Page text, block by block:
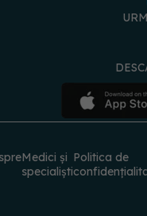
specialiști
Politica de
© 2026 PRESS MEDIA